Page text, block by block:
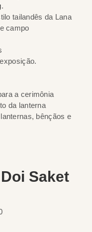
.
tailandês da Lana
campo
a cerimônia
da lanterna
bênçãos e
Saket